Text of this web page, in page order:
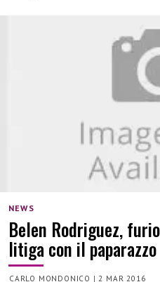
NEWS
Belen Rodriguez,
litiga con il paparazzo
CARLO MONDONICO |2 MAR 2016